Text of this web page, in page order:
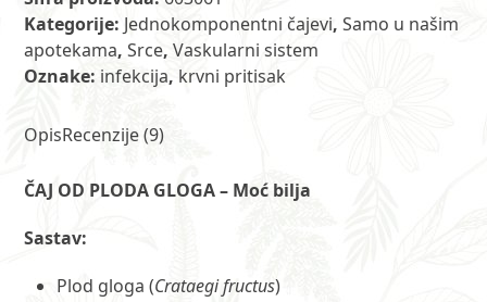
100
g
ET
Kategorije: Jednokomponentni čajevi,Samo u našim
apotekama,Srce,Vaskularni sistem
Oznake: infekcija, krvni pritisak
OpisRecenzije (9)
ČAJ OD PLODA GLOGA – Moć bilja
Sastav:
Plod gloga (Crataegi fructus)